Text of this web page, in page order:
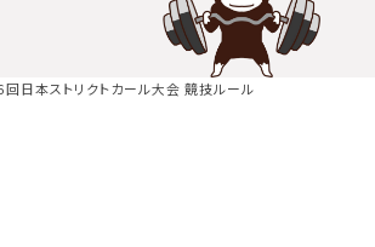
回日本ストリクトカール大会 競技ルール